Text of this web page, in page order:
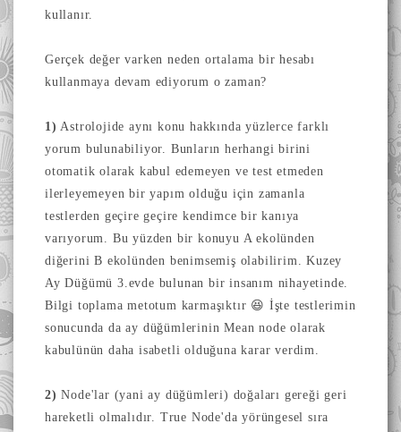
kullanır.
Gerçek değer varken neden ortalama bir hesabı
kullanmaya devam ediyorum o zaman?
1) Astrolojide aynı konu hakkında yüzlerce farklı
yorum bulunabiliyor. Bunların herhangi birini
otomatik olarak kabul edemeyen ve test etmeden
ilerleyemeyen bir yapım olduğu için zamanla
testlerden geçire geçire kendimce bir kanıya
varıyorum. Bu yüzden bir konuyu A ekolünden
diğerini B ekolünden benimsemiş olabilirim. Kuzey
Ay Düğümü 3.evde bulunan bir insanım nihayetinde.
Bilgi toplama metotum karmaşıktır 😆 İşte testlerimin
sonucunda da ay düğümlerinin Mean node olarak
kabulünün daha isabetli olduğuna karar verdim.
2) Node'lar (yani ay düğümleri) doğaları gereği geri
hareketli olmalıdır. True Node'da yörüngesel sıra